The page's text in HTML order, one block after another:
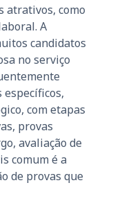
atrativos, como
A
candidatos
no serviço
com etapas
provas
avaliação de
comum é a
de provas que